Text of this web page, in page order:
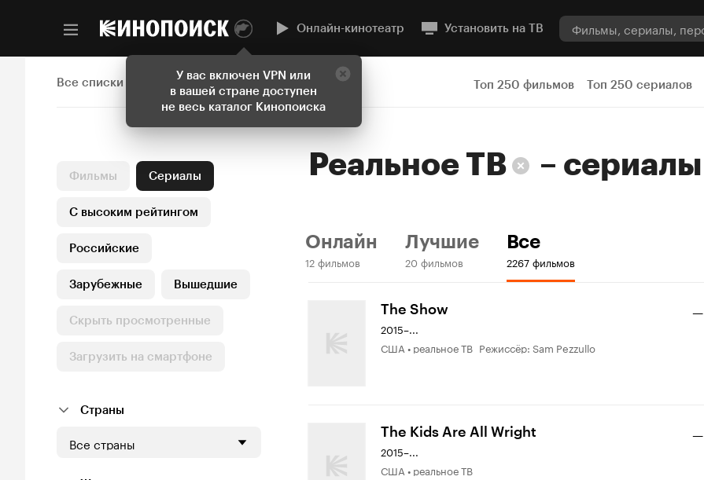
У вас включен VPN или
в вашей стране доступен
не весь каталог Кинопоиска
Онлайн-кинотеатр Установить на ТВ
Все списки Топ 250 фильмов Топ 250 сериалов
Фильмы Сериалы
С высоким рейтингом
Российские
Зарубежные Вышедшие
Скрыть просмотренные
Загрузить на смартфоне
Страны
Все страны
Реальное ТВ – сериалы
Онлайн
12 фильмов
Лучшие
20 фильмов
Все
2267 фильмов
The Show
2015–...
США • реальное ТВ Режиссёр: Sam Pezzullo
—
The Kids Are All Wright
2015–...
США • реальное ТВ
—